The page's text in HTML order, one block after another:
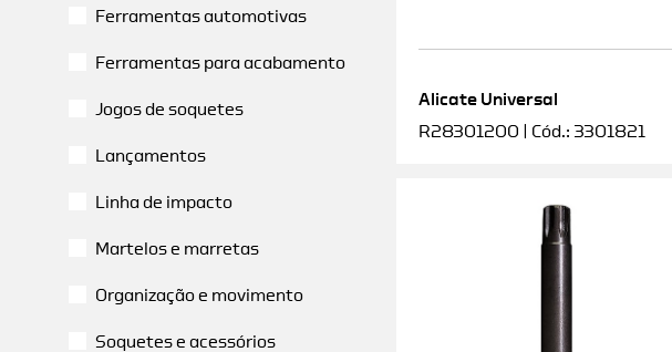
Ferramentas automotivas
Ferramentas para acabamento
Jogos de soquetes
Lançamentos
Linha de impacto
Martelos e marretas
Organização e movimento
Soquetes e acessórios
Alicate Universal
R28301200 | Cód.: 3301821